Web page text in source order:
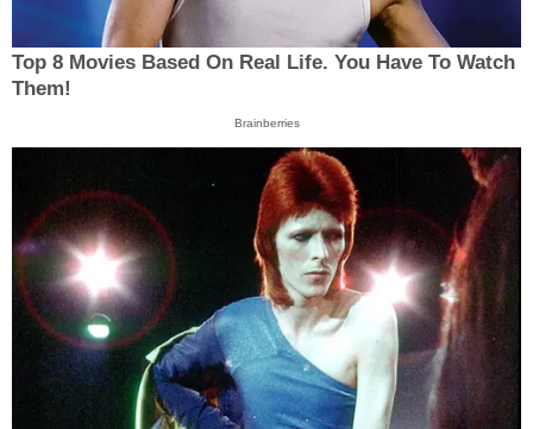
Top 8 Movies Based On Real Life. You Have To Watch
Them!
Brainberries